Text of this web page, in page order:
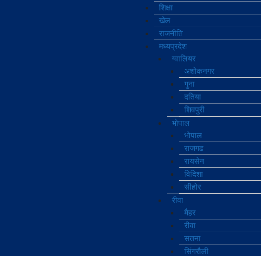
शिक्षा
खेल
राजनीति
मध्‍यप्रदेश
ग्‍वालियर
अशोकनगर
गुना
दतिया
शिवपुरी
भोपाल
भोपाल
राजगढ
रायसेन
विदिशा
सीहोर
रीवा
मैहर
रीवा
सतना
सिंगरौली